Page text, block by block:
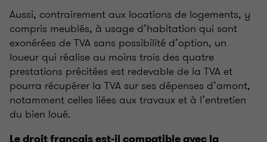
Aussi, contrairement aux locations de logements, y
compris meublés, à usage d’habitation qui sont
exonérées de TVA sans possibilité d’option, un
loueur qui réalise au moins trois des quatre
prestations précitées est redevable de la TVA et
pourra récupérer la TVA sur ses dépenses d’amont,
notamment celles liées aux travaux et à l’entretien
du bien loué.